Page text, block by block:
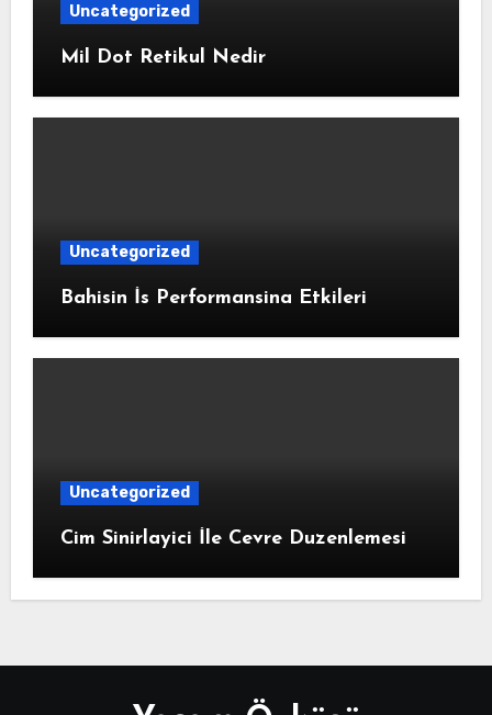
Uncategorized
Mil Dot Retikul Nedir
Uncategorized
Bahisin İs Performansina Etkileri
Uncategorized
Cim Sinirlayici İle Cevre Duzenlemesi